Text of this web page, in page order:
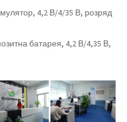
4,2 В/4/35 В, розряд
батарея, 4,2 В/4,35 В,